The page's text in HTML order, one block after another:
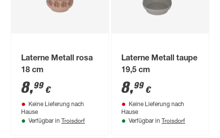
Laterne Metall rosa
18 cm
8,99 €
Keine Lieferung nach
Hause
Verfügbar in Troisdorf
Laterne Metall taupe
19,5 cm
8,99 €
Keine Lieferung nach
Hause
Verfügbar in Troisdorf